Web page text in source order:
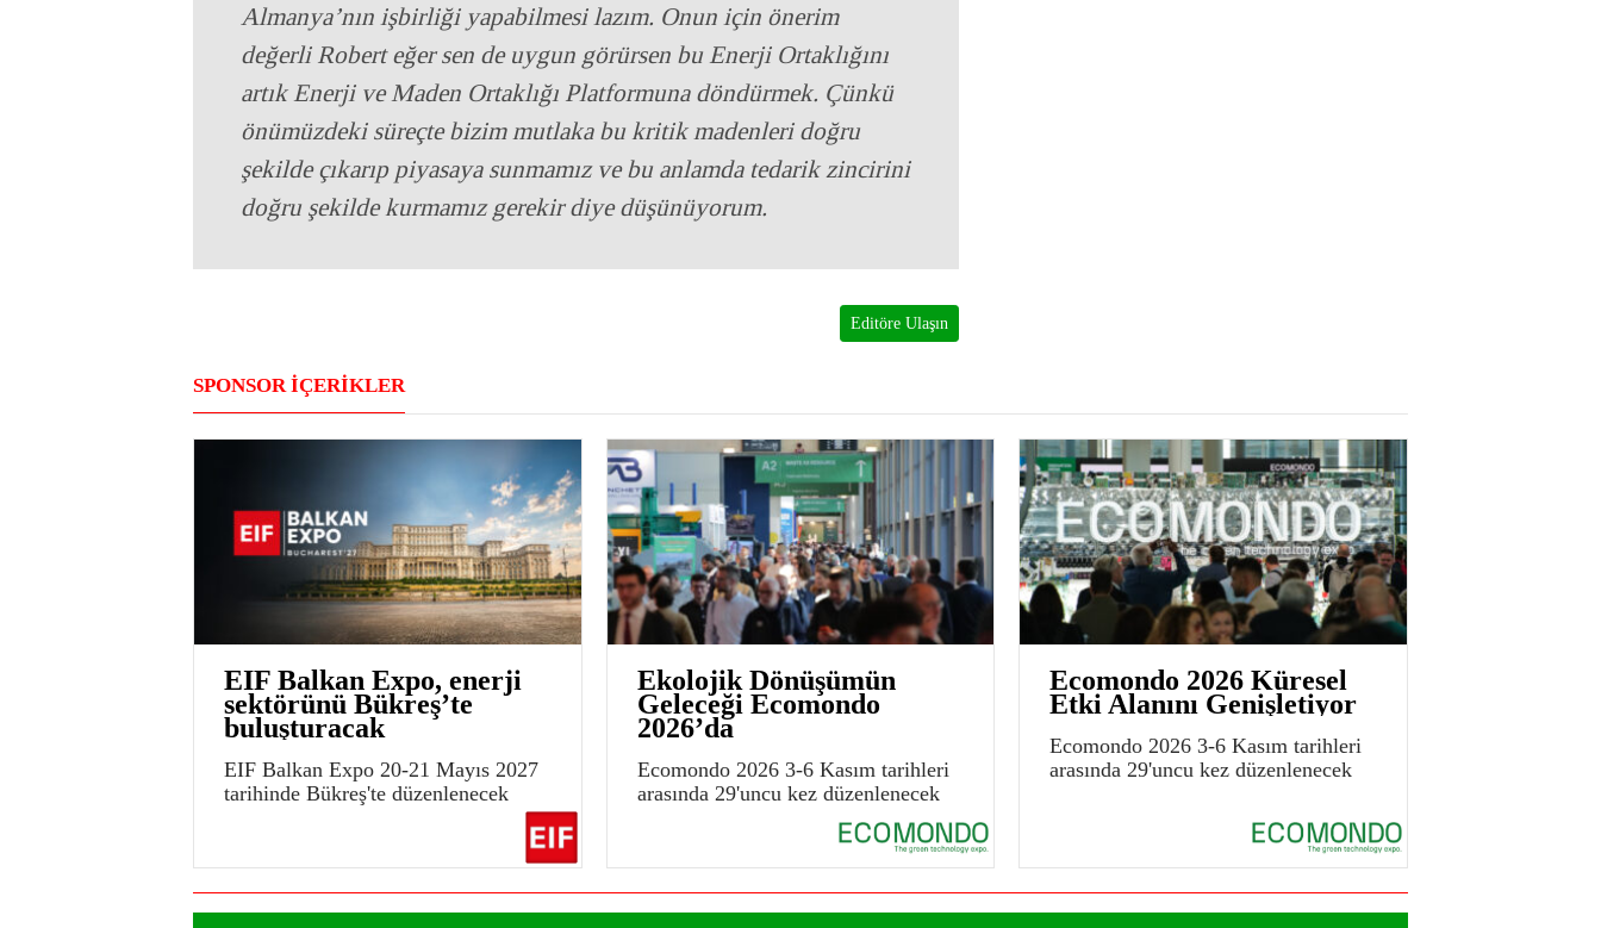
Almanya’nın işbirliği yapabilmesi lazım. Onun için önerim
değerli Robert eğer sen de uygun görürsen bu Enerji Ortaklığını
artık Enerji ve Maden Ortaklığı Platformuna döndürmek. Çünkü
önümüzdeki süreçte bizim mutlaka bu kritik madenleri doğru
şekilde çıkarıp piyasaya sunmamız ve bu anlamda tedarik zincirini
doğru şekilde kurmamız gerekir diye düşünüyorum.
Editöre Ulaşın
SPONSOR İÇERİKLER
EIF Balkan Expo, enerji
sektörünü Bükreş’te
buluşturacak
EIF Balkan Expo 20-21 Mayıs 2027
tarihinde Bükreş'te düzenlenecek
Ekolojik Dönüşümün
Geleceği Ecomondo
2026’da
Ecomondo 2026 3-6 Kasım tarihleri
arasında 29'uncu kez düzenlenecek
Ecomondo 2026 Küresel
Etki Alanını Genişletiyor
Ecomondo 2026 3-6 Kasım tarihleri
arasında 29'uncu kez düzenlenecek